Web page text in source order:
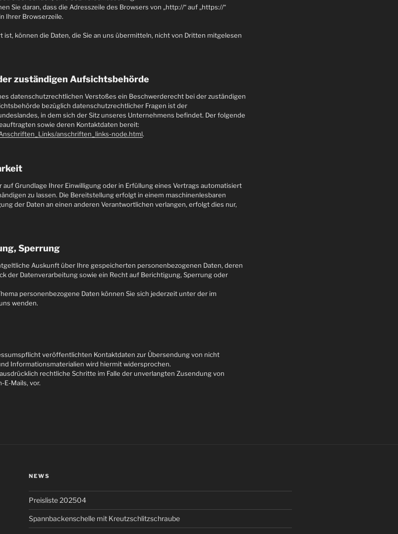
Sie daran, dass die Adresszeile des Browsers von „http://“ auf „https://“
Ihrer Browserzeile.
ist, können die Daten, die Sie an uns übermitteln, nicht von Dritten mitgelesen
zuständigen Aufsichtsbehörde
datenschutzrechtlichen Verstoßes ein Beschwerderecht bei der zuständigen
bezüglich datenschutzrechtlicher Fragen ist der
in dem sich der Sitz unseres Unternehmens befindet. Der folgende
sowie deren Kontaktdaten bereit:
anschriften_links-node.html.
auf Grundlage Ihrer Einwilligung oder in Erfüllung eines Vertrags automatisiert
zu lassen. Die Bereitstellung erfolgt in einem maschinenlesbaren
der Daten an einen anderen Verantwortlichen verlangen, erfolgt dies nur,
Sperrung
Auskunft über Ihre gespeicherten personenbezogenen Daten, deren
der Datenverarbeitung sowie ein Recht auf Berichtigung, Sperrung oder
personenbezogene Daten können Sie sich jederzeit unter der im
wenden.
veröffentlichten Kontaktdaten zur Übersendung von nicht
Informationsmaterialien wird hiermit widersprochen.
rechtliche Schritte im Falle der unverlangten Zusendung von
E-Mails, vor.
NEWS
Preisliste 202504
Spannbackenschelle mit Kreutzschlitzschraube